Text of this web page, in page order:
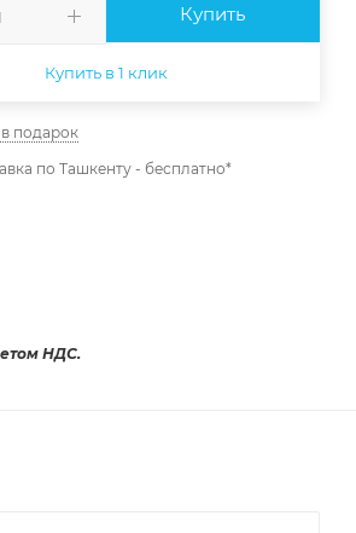
Купить
Купить в 1 клик
подарок
по Ташкенту - бесплатно*
НДС.